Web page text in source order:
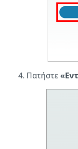
Πατήστε